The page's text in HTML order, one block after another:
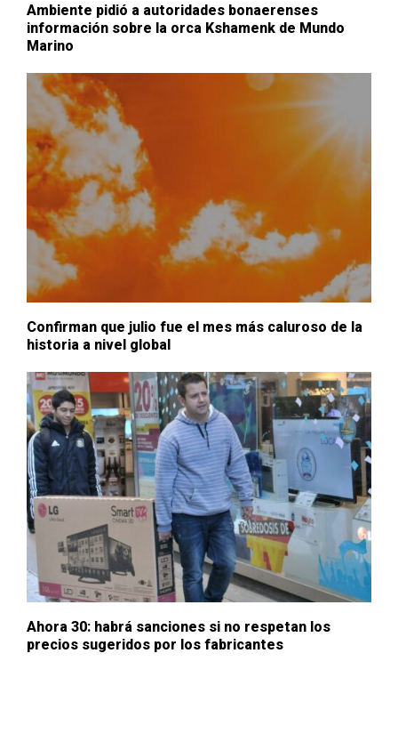
Ambiente pidió a autoridades bonaerenses
información sobre la orca Kshamenk de Mundo
Marino
Confirman que julio fue el mes más caluroso de la
historia a nivel global
Ahora 30: habrá sanciones si no respetan los
precios sugeridos por los fabricantes